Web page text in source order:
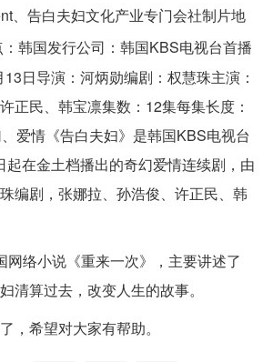
、告白夫妇文化产业专门会社制片地
韩国发行公司：韩国KBS电视台首播
日导演：河炳勋编剧：权慧珠主演：
正民、韩宝凛集数：12集每集长度：
爱情《告白夫妇》是韩国KBS电视台
起在金土档播出的奇幻爱情连续剧，由
编剧，张娜拉、孙浩俊、许正民、韩
网络小说《重来一次》，主要讲述了
清算过去，改变人生的故事。
，希望对大家有帮助。